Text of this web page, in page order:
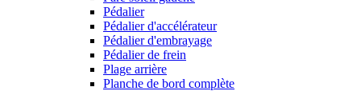
Pédalier
Pédalier d'accélérateur
Pédalier d'embrayage
Pédalier de frein
Plage arrière
Planche de bord complète